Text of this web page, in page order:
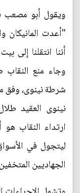
ويقول أبو مصعب
"أعدت المانيكان
أننا انتقلنا إلى
وجاء منع
شرطة نينوى،
نينوى العقيد
ارتداء النقاب
ليتجول في
الجهاديين